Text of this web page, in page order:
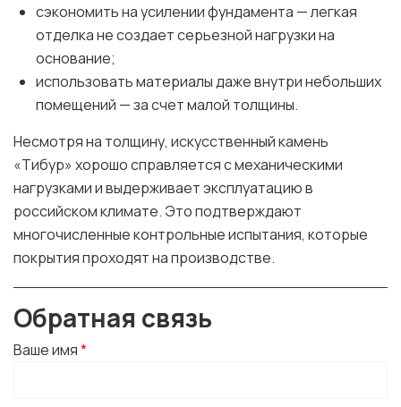
сэкономить на усилении фундамента — легкая
отделка не создает серьезной нагрузки на
основание;
использовать материалы даже внутри небольших
помещений — за счет малой толщины.
Несмотря на толщину, искусственный камень
«Тибур» хорошо справляется с механическими
нагрузками и выдерживает эксплуатацию в
российском климате. Это подтверждают
многочисленные контрольные испытания, которые
покрытия проходят на производстве.
Обратная связь
Ваше имя*